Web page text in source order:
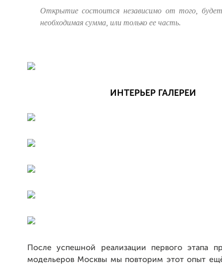
Открытие состоится независимо от того,
необходимая сумма, или только ее часть.
ИНТЕРЬЕР ГАЛЕРЕИ
После успешной реализации первого этапа
модельеров Москвы мы повторим этот опыт